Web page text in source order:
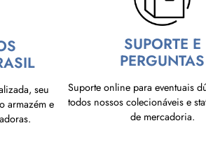
seu
armazém e
SUPORTE E
PERGUNTAS
Suporte online para eventuais
todos nossos colecionáveis e
de mercadoria.